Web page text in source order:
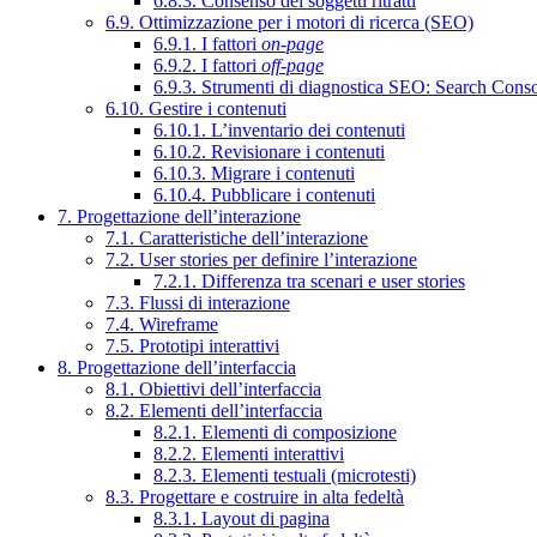
6.9. Ottimizzazione per i motori di ricerca (SEO)
6.9.1. I fattori on-page
6.9.2. I fattori off-page
6.9.3. Strumenti di diagnostica SEO: Search
6.10. Gestire i contenuti
6.10.1. L’inventario dei contenuti
6.10.2. Revisionare i contenuti
6.10.3. Migrare i contenuti
6.10.4. Pubblicare i contenuti
7. Progettazione dell’interazione
7.1. Caratteristiche dell’interazione
7.2. User stories per definire l’interazione
7.2.1. Differenza tra scenari e user stories
7.3. Flussi di interazione
7.4. Wireframe
7.5. Prototipi interattivi
8. Progettazione dell’interfaccia
8.1. Obiettivi dell’interfaccia
8.2. Elementi dell’interfaccia
8.2.1. Elementi di composizione
8.2.2. Elementi interattivi
8.2.3. Elementi testuali (microtesti)
8.3. Progettare e costruire in alta fedeltà
8.3.1. Layout di pagina